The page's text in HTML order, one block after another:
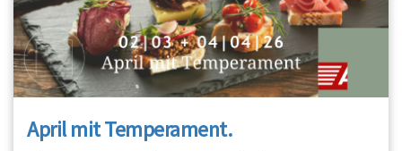
April mit Temperament.